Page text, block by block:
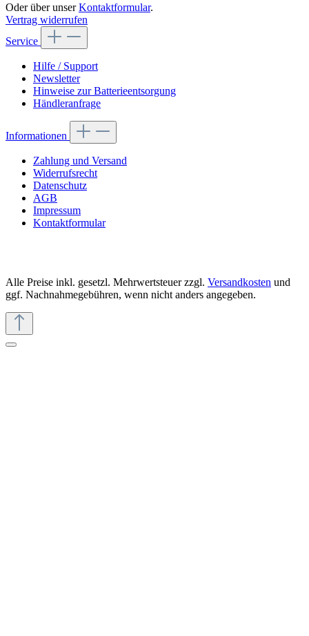
Oder über unserKontaktformular.
Vertrag widerrufen
Service
Hilfe / Support
Newsletter
Hinweise zur Batterieentsorgung
Händleranfrage
Informationen
Zahlung und Versand
Widerrufsrecht
Datenschutz
AGB
Impressum
Kontaktformular
Alle Preise inkl. gesetzl. Mehrwertsteuer zzgl. Versandkosten und
ggf. Nachnahmegebühren, wenn nicht anders angegeben.